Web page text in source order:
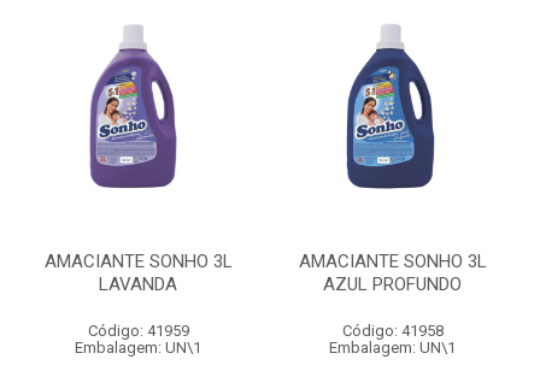
AMACIANTE SONHO 3L
LAVANDA
Código: 41959
Embalagem: UN\1
AMACIANTE SONHO 3L
AZUL PROFUNDO
Código: 41958
Embalagem: UN\1